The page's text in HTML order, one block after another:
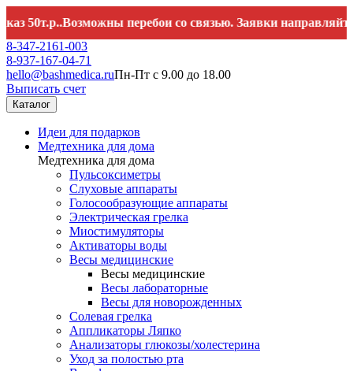
перебои со связью. Заявки направляйте на
8-347-2161-003
8-937-167-04-71
hello@bashmedica.ruПн-Пт с 9.00 до 18.00
Выписать счет
Каталог
Идеи для подарков
Медтехника для дома
Медтехника для дома
Пульсоксиметры
Слуховые аппараты
Голосообразующие аппараты
Электрическая грелка
Миостимуляторы
Активаторы воды
Весы медицинские
Весы медицинские
Весы лабораторные
Весы для новорожденных
Солевая грелка
Аппликаторы Ляпко
Анализаторы глюкозы/холестерина
Уход за полостью рта